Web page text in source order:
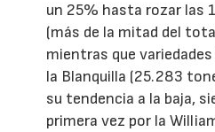
un 25% hasta rozar las
(más de la mitad del
mientras que
la Blanquilla (25.283
su tendencia a la baja,
primera vez por la